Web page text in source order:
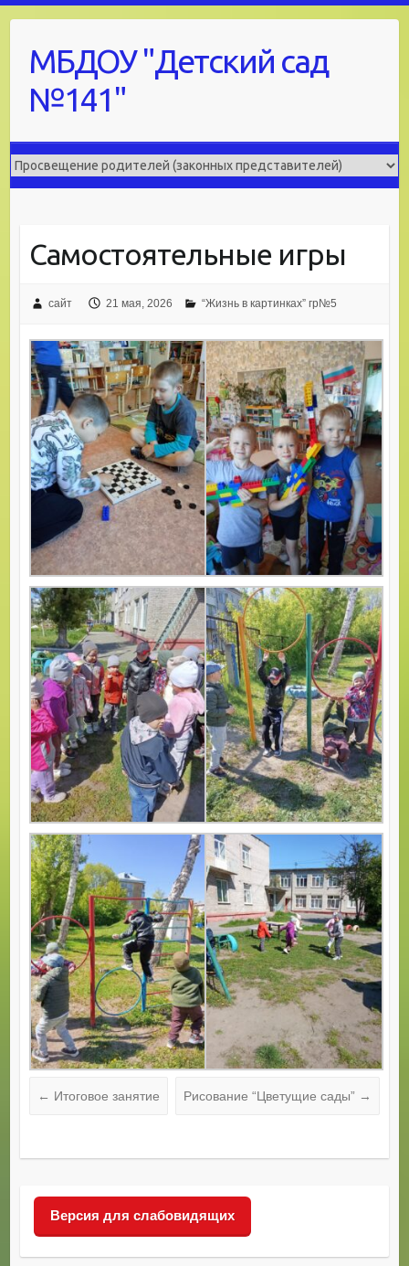
contentМБДОУ "Детский сад
№141"
Самостоятельные игры
сайт 21 мая, 2026 “Жизнь в картинках” гр№5
← Итоговое занятие Рисование “Цветущие сады” →
Версия для слабовидящих